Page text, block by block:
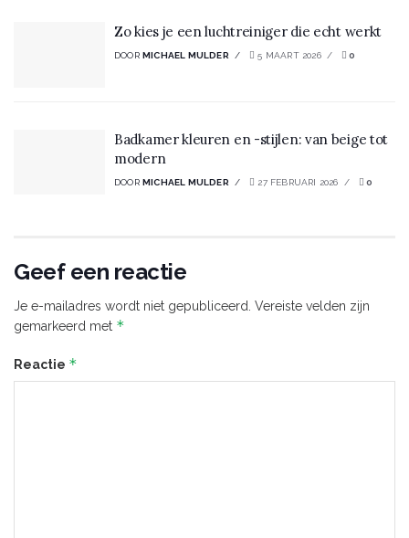
Zo kies je een luchtreiniger die echt werkt
DOOR MICHAEL MULDER 5 MAART 2026 0
Badkamer kleuren en -stijlen: van beige tot
modern
DOOR MICHAEL MULDER 27 FEBRUARI 2026 0
Geef een reactie
Je e-mailadres wordt niet gepubliceerd. Vereiste velden zijn
gemarkeerd met *
Reactie *